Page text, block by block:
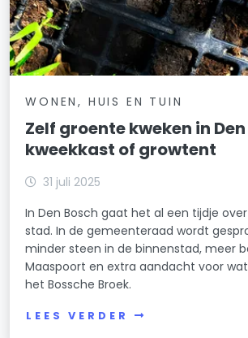
WONEN, HUIS EN TUIN
Zelf groente kweken in
kweekkast of growtent
31 juli 2025
In Den Bosch gaat het al een tijdje
stad. In de gemeenteraad wordt
minder steen in de binnenstad, meer
Maaspoort en extra aandacht voor
het Bossche Broek.
LEES VERDER